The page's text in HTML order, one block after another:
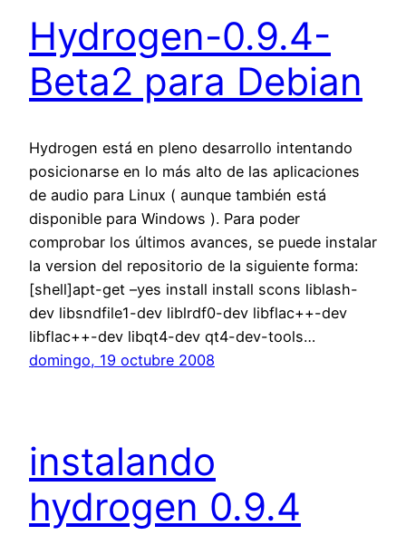
Hydrogen-0.9.4-
Beta2 para Debian
Hydrogen está en pleno desarrollo intentando
posicionarse en lo más alto de las aplicaciones
de audio para Linux ( aunque también está
disponible para Windows ). Para poder
comprobar los últimos avances, se puede instalar
la version del repositorio de la siguiente forma:
[shell]apt-get –yes install install scons liblash-
dev libsndfile1-dev liblrdf0-dev libflac++-dev
libflac++-dev libqt4-dev qt4-dev-tools…
domingo, 19 octubre 2008
instalando
hydrogen 0.9.4